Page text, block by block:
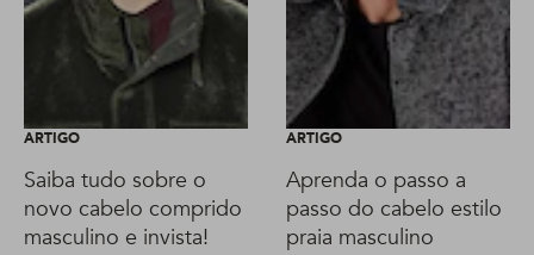
ARTIGO
Saiba tudo sobre o
novo cabelo comprido
masculino e invista!
ARTIGO
Aprenda o passo a
passo do cabelo estilo
praia masculino